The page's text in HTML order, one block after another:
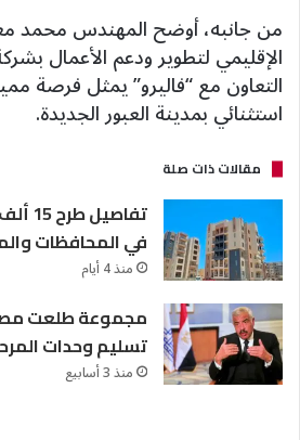
من جانبه، أوضح المهندس محمد
الإقليمي لتطوير ودعم الأعمال
التعاون مع “فاليرو” يمثل فرصة
استثنائي بمدينة العبور الجديدة.
مقالات ذات صلة
في المحافظات
منذ 4 أيام
مجموعة طلعت
تسليم وحدات
منذ 3 أسابيع